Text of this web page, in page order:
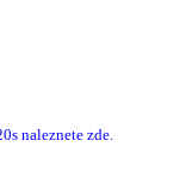
naleznete zde.